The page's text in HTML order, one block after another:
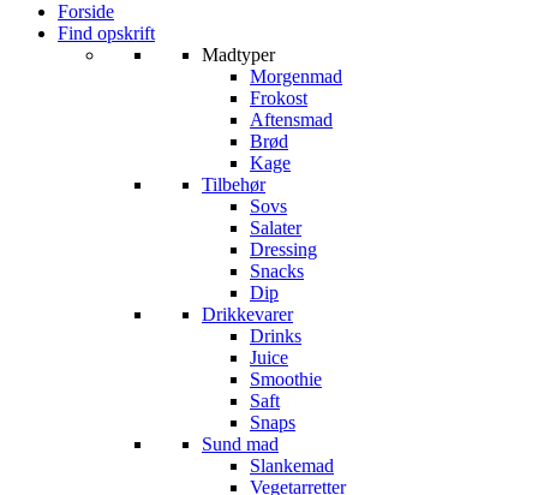
Forside
Find opskrift
Madtyper
Morgenmad
Frokost
Aftensmad
Brød
Kage
Tilbehør
Sovs
Salater
Dressing
Snacks
Dip
Drikkevarer
Drinks
Juice
Smoothie
Saft
Snaps
Sund mad
Slankemad
Vegetarretter